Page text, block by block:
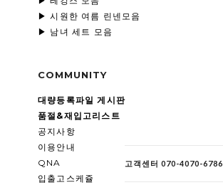
▶ 시원한 여름 린넨모음
▶ 남녀 세트 모음
COMMUNITY
대량등록파일 게시판
품절&재입고리스트
공지사항
이용안내
QNA
입출고스케쥴
고객센터 070-4070-6786